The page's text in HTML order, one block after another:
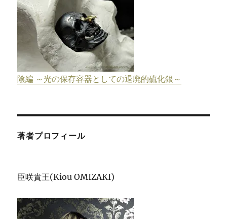
陰編 ～光の保存容器としての退廃的硫化銀～
著者プロフィール
臣咲貴王(Kiou OMIZAKI)